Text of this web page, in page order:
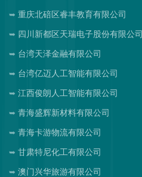
重庆北碚区睿丰教育有限公司
四川新都区天瑞电子股份有限公司
台湾天泽金融有限公司
台湾亿迈人工智能有限公司
江西俊朗人工智能有限公司
青海盛辉新材料有限公司
青海卡游物流有限公司
甘肃特尼化工有限公司
澳门兴华旅游有限公司